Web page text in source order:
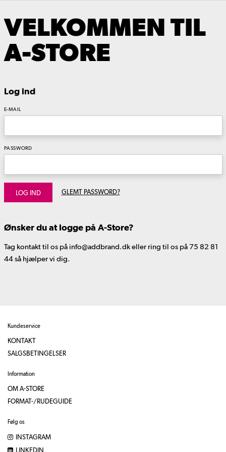
VELKOMMEN TIL
A-STORE
Log ind
E-MAIL
PASSWORD
LOG IND GLEMT PASSWORD?
Ønsker du at logge på A-Store?
Tag kontakt til os på info@addbrand.dk eller ring til os på 75 82 81
44 så hjælper vi dig.
Kundeservice
KONTAKT
SALGSBETINGELSER
Information
OM A-STORE
FORMAT-/RUDEGUIDE
Følg os
INSTAGRAM